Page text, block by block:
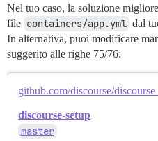
Nel tuo caso, la soluzione
file containers/app.yml dal
In alternativa, puoi modificare
suggerito alle righe 75/76:
github.com/discourse/
discourse-setup
master